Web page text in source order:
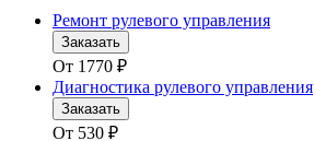
Ремонт рулевого управления
Заказать
От 1770 ₽
Диагностика рулевого управления
Заказать
От 530 ₽